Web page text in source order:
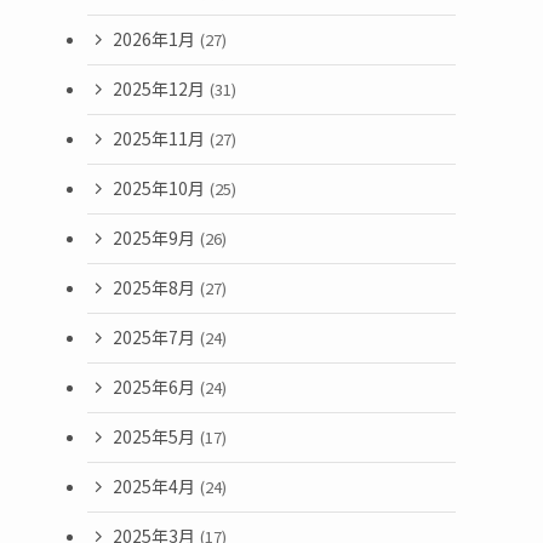
2026年1月 (27)
2025年12月 (31)
2025年11月 (27)
2025年10月 (25)
2025年9月 (26)
2025年8月 (27)
2025年7月 (24)
2025年6月 (24)
2025年5月 (17)
2025年4月 (24)
2025年3月 (17)